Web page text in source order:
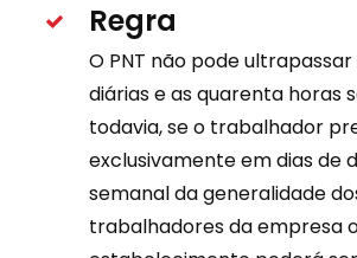
Regra
O PNT não pode
diárias e as quarenta horas
todavia, se o trabalhador
exclusivamente em dias de
semanal da generalidade
trabalhadores da empresa